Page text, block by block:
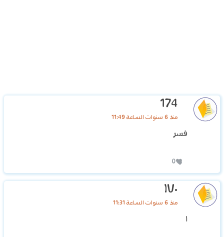
174
منذ 6 سنوات الساعة 11:49
فسر
0
١٧٠
منذ 6 سنوات الساعة 11:31
١